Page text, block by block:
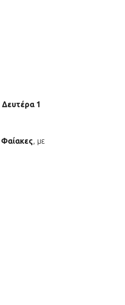
Δευτέρα 1
Φαίακες, με